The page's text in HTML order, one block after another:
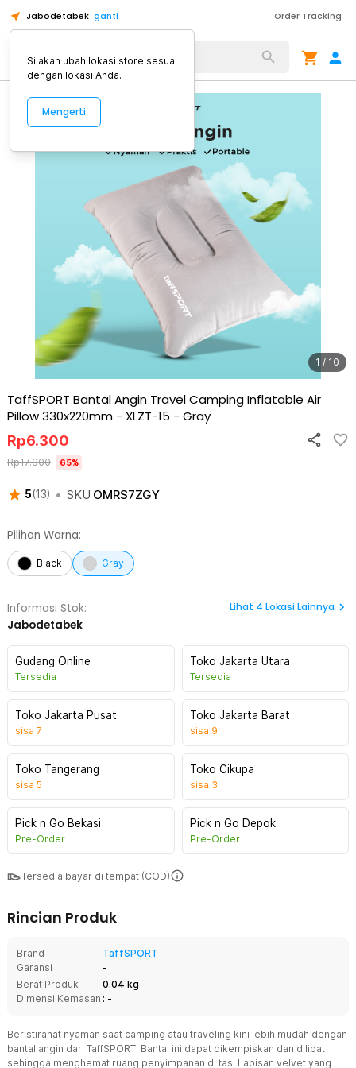
Jabodetabek ganti Order Tracking
Alat Kopi
1 / 10
TaffSPORT Bantal Angin Travel Camping Inflatable Air
Pillow 330x220mm - XLZT-15 - Gray
5(13) • SKU OMRS7ZGY
Rp6.300
Rp17.900 65%
Pilihan Warna:
Black Gray
Informasi Stok:
Jabodetabek
Lihat 4 Lokasi Lainnya
Gudang Online
Tersedia
Toko Jakarta Utara
Tersedia
Toko Jakarta Pusat
sisa 7
Toko Jakarta Barat
sisa 9
Toko Tangerang
sisa 5
Toko Cikupa
sisa 3
Pick n Go Bekasi
Pre-Order
Pick n Go Depok
Pre-Order
Tersedia bayar di tempat (COD)
Rincian Produk
Brand
TaffSPORT
Garansi
-
Berat Produk
0.04 kg
Dimensi Kemasan : -
Beristirahat nyaman saat camping atau traveling kini lebih mudah dengan
bantal angin dari TaffSPORT. Bantal ini dapat dikempiskan dan dilipat
sehingga menghemat ruang penyimpanan di tas. Lapisan velvet yang
Silakan ubah lokasi store sesuai
dengan lokasi Anda.
Mengerti